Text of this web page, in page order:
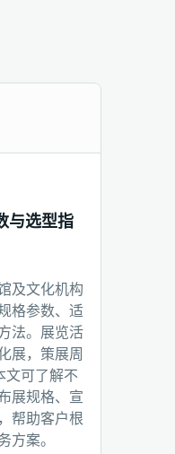
与选型指
及文化机构
格参数、适
法。展览活
展，策展周
文可了解不
展规格、宣
帮助客户根
方案。